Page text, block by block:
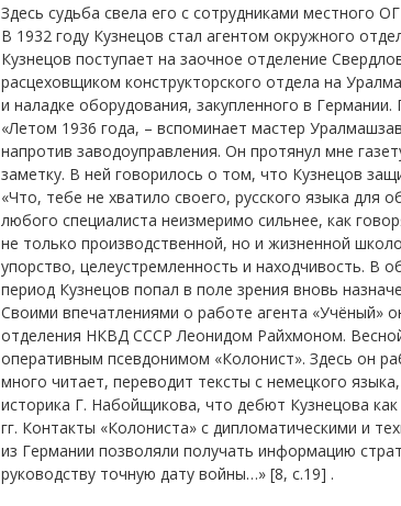
Здесь судьба свела его с сотрудниками местного
В 1932 году Кузнецов стал агентом окружного
Кузнецов поступает на заочное отделение
расцеховщиком конструкторского отдела на
и наладке оборудования, закупленного в
«Летом 1936 года, – вспоминает мастер
напротив заводоуправления. Он протянул мне
заметку. В ней говорилось о том, что Кузнецов
«Что, тебе не хватило своего, русского языка для
любого специалиста неизмеримо сильнее, как
не только производственной, но и жизненной
упорство, целеустремленность и находчивость. В
период Кузнецов попал в поле зрения вновь
Своими впечатлениями о работе агента «Учёный»
отделения НКВД СССР Леонидом Райхмоном.
оперативным псевдонимом «Колонист». Здесь он
много читает, переводит тексты с немецкого
историка Г. Набойщикова, что дебют Кузнецова
гг. Контакты «Колониста» с дипломатическими и
из Германии позволяли получать информацию
руководству точную дату войны…» [8, с.19] .